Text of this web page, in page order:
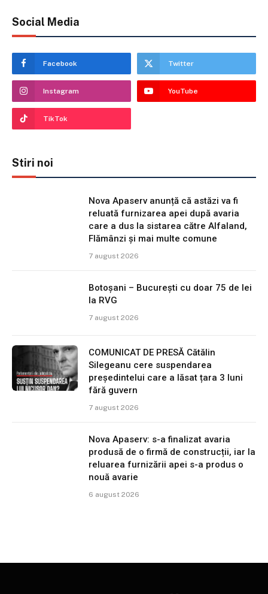
Social Media
Facebook Twitter
Instagram YouTube
TikTok
Stiri noi
Nova Apaserv anunță că astăzi va fi
reluată furnizarea apei după avaria
care a dus la sistarea către Alfaland,
Flămânzi și mai multe comune
7 august 2026
Botoșani – București cu doar 75 de lei
la RVG
7 august 2026
COMUNICAT DE PRESĂ Cătălin
Silegeanu cere suspendarea
președintelui care a lăsat țara 3 luni
fără guvern
7 august 2026
Nova Apaserv: s-a finalizat avaria
produsă de o firmă de construcții, iar la
reluarea furnizării apei s-a produs o
nouă avarie
6 august 2026